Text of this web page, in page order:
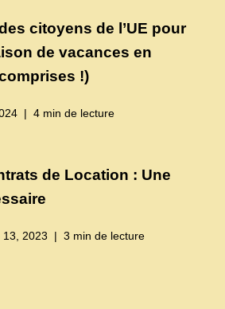
citoyens de l’UE pour
de vacances en
!)
4 min de lecture
de Location : Une
13, 2023 3 min de lecture